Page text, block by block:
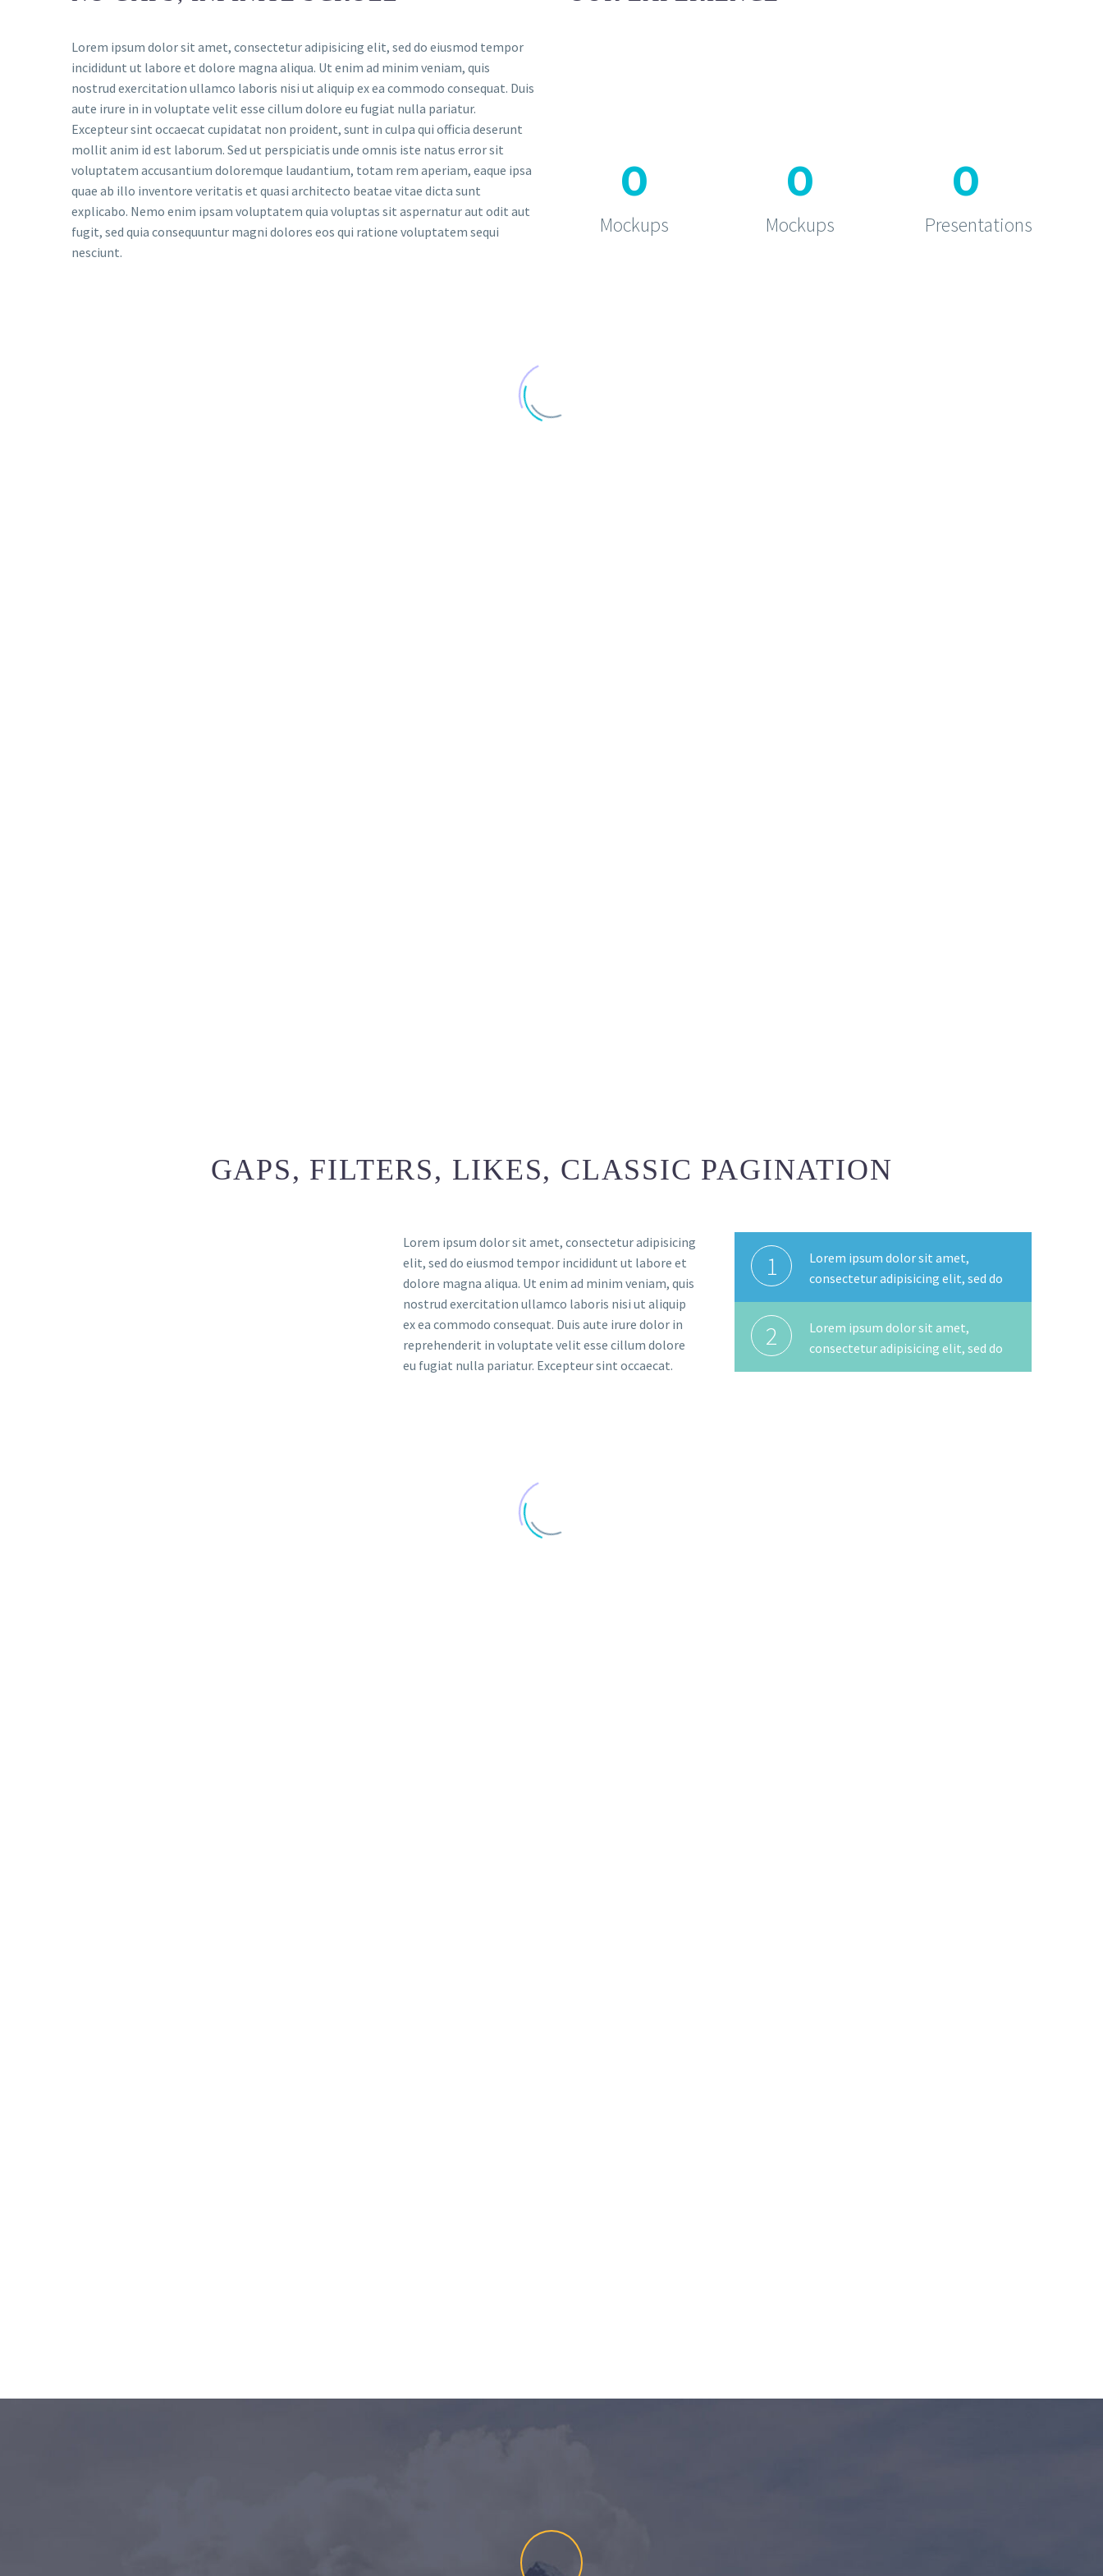
Lorem ipsum dolor sit amet, consectetur adipisicing elit, sed do eiusmod tempor
incididunt ut labore et dolore magna aliqua. Ut enim ad minim veniam, quis
nostrud exercitation ullamco laboris nisi ut aliquip ex ea commodo consequat. Duis
aute irure in in voluptate velit esse cillum dolore eu fugiat nulla pariatur.
Excepteur sint occaecat cupidatat non proident, sunt in culpa qui officia deserunt
mollit anim id est laborum. Sed ut perspiciatis unde omnis iste natus error sit
voluptatem accusantium doloremque laudantium, totam rem aperiam, eaque ipsa
quae ab illo inventore veritatis et quasi architecto beatae vitae dicta sunt
explicabo. Nemo enim ipsam voluptatem quia voluptas sit aspernatur aut odit aut
fugit, sed quia consequuntur magni dolores eos qui ratione voluptatem sequi
nesciunt.
0
Mockups
0
Mockups
0
Presentations
GAPS, FILTERS, LIKES, CLASSIC PAGINATION
Lorem ipsum dolor sit amet, consectetur adipisicing
elit, sed do eiusmod tempor incididunt ut labore et
dolore magna aliqua. Ut enim ad minim veniam, quis
nostrud exercitation ullamco laboris nisi ut aliquip
ex ea commodo consequat. Duis aute irure dolor in
reprehenderit in voluptate velit esse cillum dolore
eu fugiat nulla pariatur. Excepteur sint occaecat.
1
Lorem ipsum dolor sit amet,
consectetur adipisicing elit, sed do
2
Lorem ipsum dolor sit amet,
consectetur adipisicing elit, sed do